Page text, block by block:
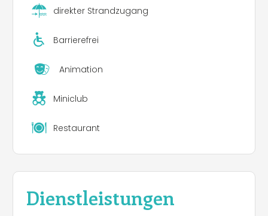
direkter Strandzugang
Barrierefrei
Animation
Miniclub
Restaurant
Dienstleistungen